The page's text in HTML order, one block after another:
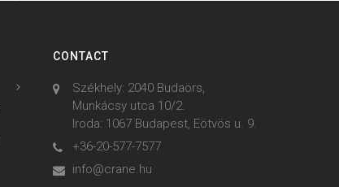
CONTACT
Székhely: 2040 Budaörs,
Munkácsy utca 10/2.
Iroda: 1067 Budapest, Eötvös u. 9.
+36-20-577-7577
info@crane.hu